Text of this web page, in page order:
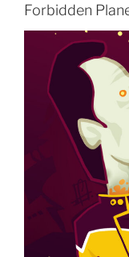
Forbidden